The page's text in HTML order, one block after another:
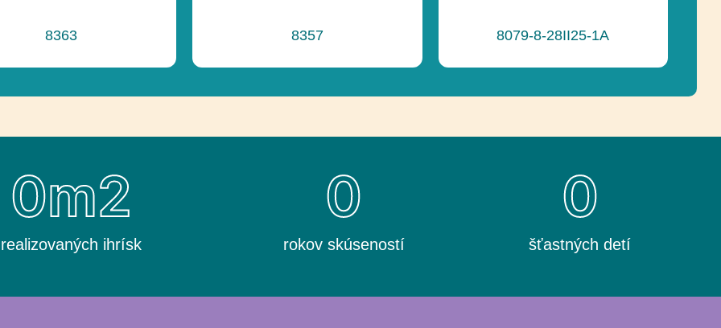
8363 8357 8079-8-28II25-1A
realizovaných ihrísk
0m2
rokov skúseností
0
šťastných detí
0